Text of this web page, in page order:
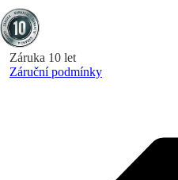
Záruka 10 let
Záruční podmínky